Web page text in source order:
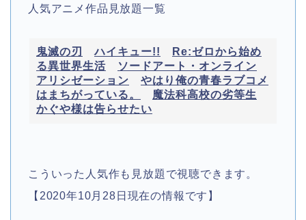
人気アニメ作品見放題一覧
鬼滅の刃 ハイキュー!!
Re:ゼロから始め
る異世界生活
ソードアート・オンライン
アリシゼーション
やはり俺の青春ラブコメ
はまちがっている。
魔法科高校の劣等生
かぐや様は告らせたい
こういった人気作も見放題で視聴できます。
【2020年10月28日現在の情報です】